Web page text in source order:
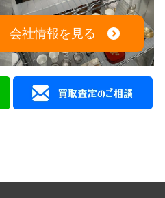
会社情報を見る